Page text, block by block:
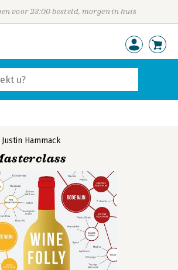
voor 23:00 besteld, morgen in huis
Justin Hammack